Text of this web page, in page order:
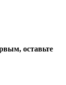
оставьте